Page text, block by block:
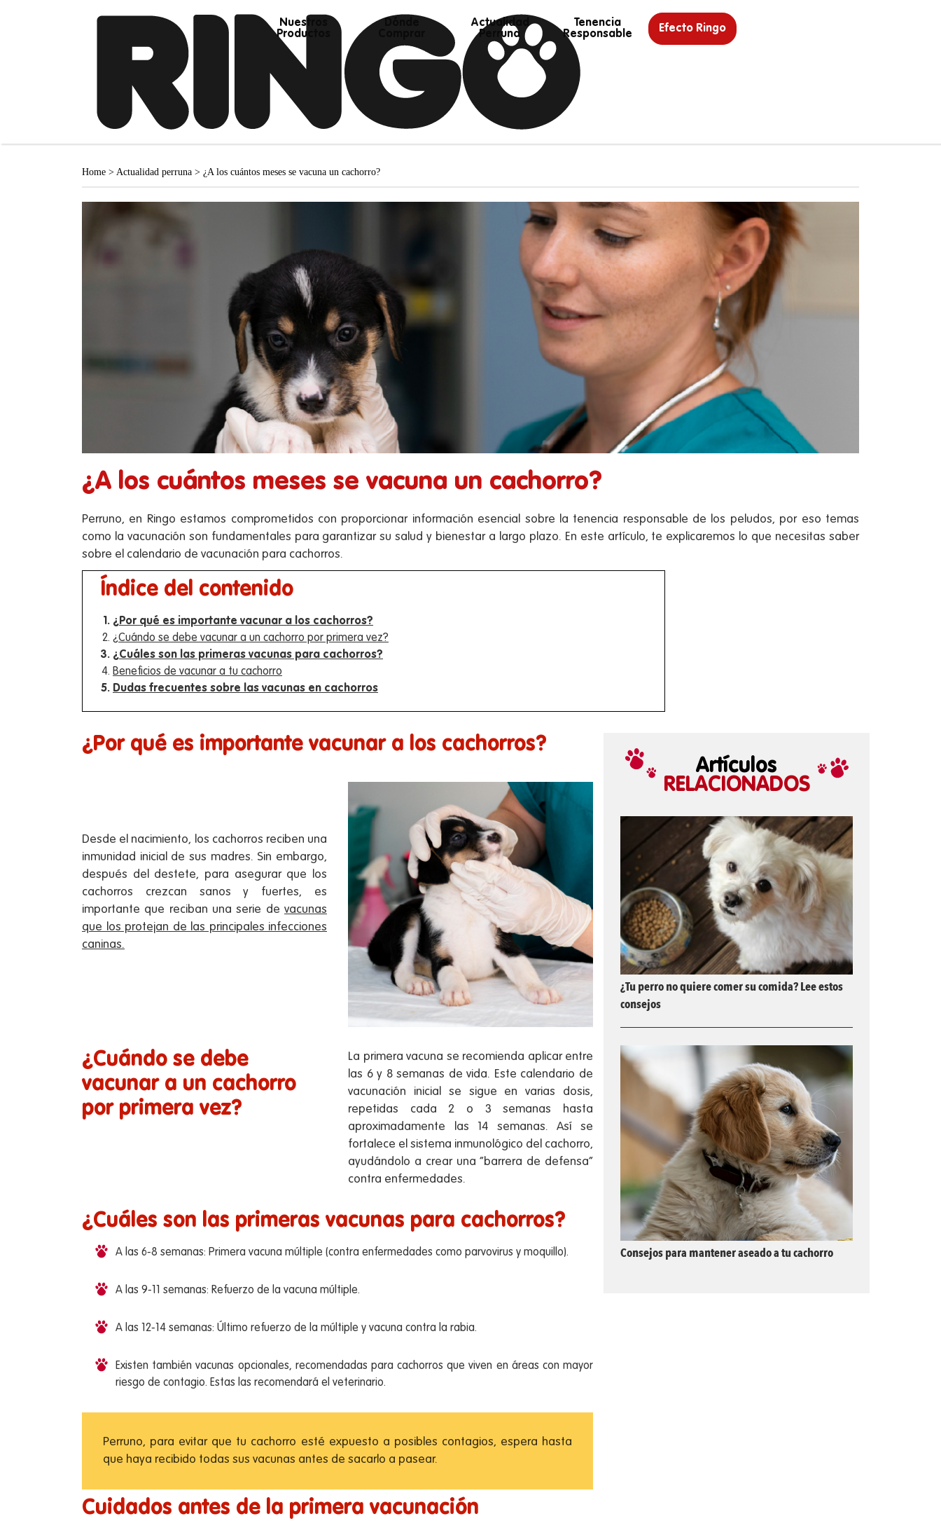
Nuestros
Productos
Actualidad
Perruna
Tenencia
Responsable
Efecto Ringo
Home > Actualidad perruna > ¿A los cuántos meses se vacuna un cachorro?
¿A los cuántos meses se vacuna un cachorro?
Perruno, en Ringo estamos comprometidos con proporcionar información esencial sobre la tenencia responsable de los peludos, por eso temas
como la vacunación son fundamentales para garantizar su salud y bienestar a largo plazo. En este artículo, te explicaremos lo que necesitas saber
sobre el calendario de vacunación para cachorros.
Índice del contenido
¿Por qué es importante vacunar a los cachorros?
¿Cuándo se debe vacunar a un cachorro por primera vez?
¿Cuáles son las primeras vacunas para cachorros?
Beneficios de vacunar a tu cachorro
Dudas frecuentes sobre las vacunas en cachorros
¿Por qué es importante vacunar a los cachorros?
Desde el nacimiento, los cachorros reciben una
inmunidad inicial de sus madres. Sin embargo,
después del destete, para asegurar que los
cachorros crezcan sanos y fuertes, es
importante que reciban una serie de vacunas
que los protejan de las principales infecciones
caninas.
¿Cuándo se debe
vacunar a un cachorro
por primera vez?
La primera vacuna se recomienda aplicar entre
las 6 y 8 semanas de vida. Este calendario de
vacunación inicial se sigue en varias dosis,
repetidas cada 2 o 3 semanas hasta
aproximadamente las 14 semanas. Así se
fortalece el sistema inmunológico del cachorro,
ayudándolo a crear una “barrera de defensa”
contra enfermedades.
¿Cuáles son las primeras vacunas para cachorros?
A las 6-8 semanas: Primera vacuna múltiple (contra enfermedades como parvovirus y moquillo).
A las 9-11 semanas: Refuerzo de la vacuna múltiple.
A las 12-14 semanas: Último refuerzo de la múltiple y vacuna contra la rabia.
Existen también vacunas opcionales, recomendadas para cachorros que viven en áreas con mayor
riesgo de contagio. Estas las recomendará el veterinario.
Perruno, para evitar que tu cachorro esté expuesto a posibles contagios, espera hasta
que haya recibido todas sus vacunas antes de sacarlo a pasear.
Cuidados antes de la primera vacunación
Artículos
RELACIONADOS
¿Tu perro no quiere comer su comida? Lee estos
consejos
Consejos para mantener aseado a tu cachorro